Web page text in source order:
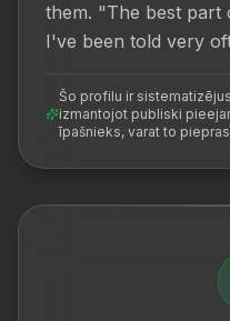
them. "The best
I've been told very
Šo profilu ir
izmantojot publiski
īpašnieks, varat to